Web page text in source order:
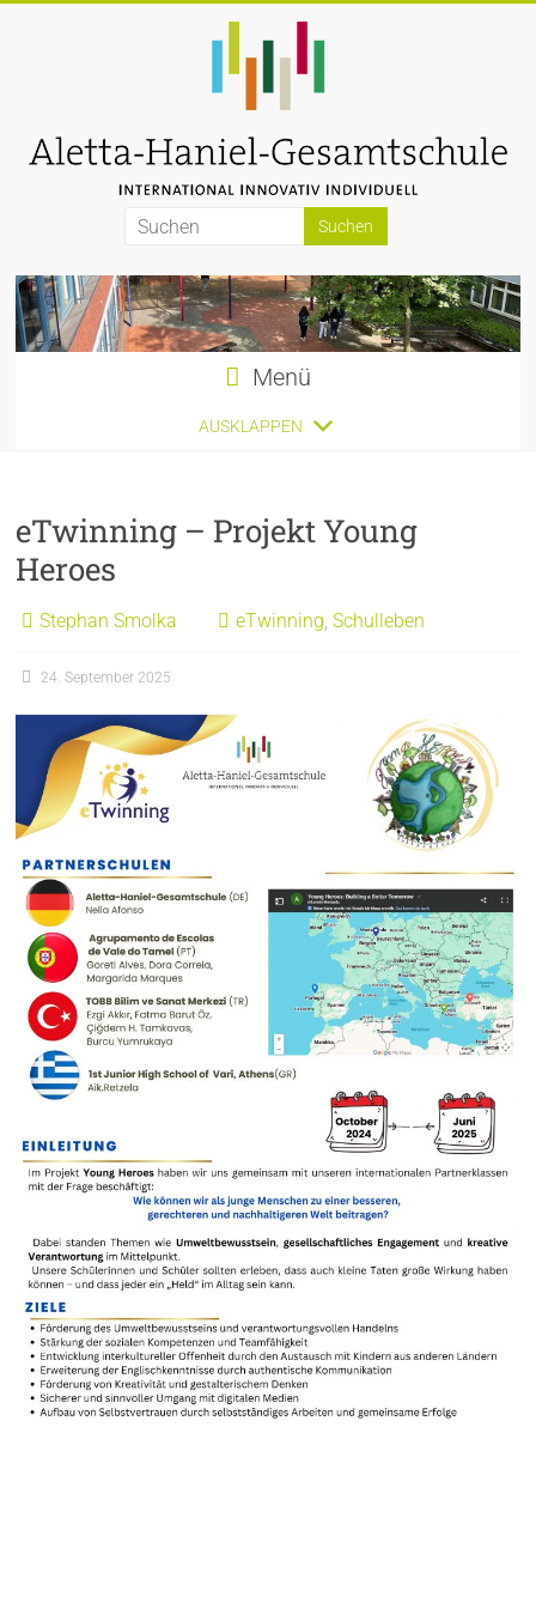
Aletta-
Haniel-
Gesamtschule
Menü
AUSKLAPPEN
eTwinning – Projekt Young
Heroes
Stephan Smolka eTwinning,Schulleben
24. September 2025